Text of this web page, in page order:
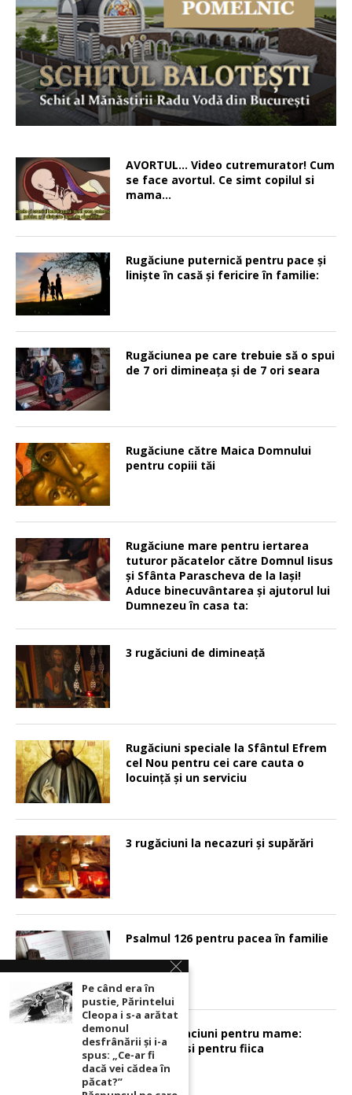
AVORTUL… Video cutremurator! Cum
se face avortul. Ce simt copilul si
mama…
Rugăciune puternică pentru pace şi
linişte în casă şi fericire în familie:
Rugăciunea pe care trebuie să o spui
de 7 ori dimineața și de 7 ori seara
Rugăciune către Maica Domnului
pentru copiii tăi
Rugăciune mare pentru iertarea
tuturor păcatelor către Domnul Iisus
şi Sfânta Parascheva de la Iaşi!
Aduce binecuvântarea şi ajutorul lui
Dumnezeu în casa ta:
3 rugăciuni de dimineață
Rugăciuni speciale la Sfântul Efrem
cel Nou pentru cei care cauta o
locuinţă şi un serviciu
3 rugăciuni la necazuri și supărări
Psalmul 126 pentru pacea în familie
Sunt 2 rugaciuni pentru mame:
pentru fiu si pentru fiica
Pe când era în
pustie, Părintelui
Cleopa i s-a arătat
demonul
desfrânării şi i-a
spus: „Ce-ar fi
dacă vei cădea în
păcat?”